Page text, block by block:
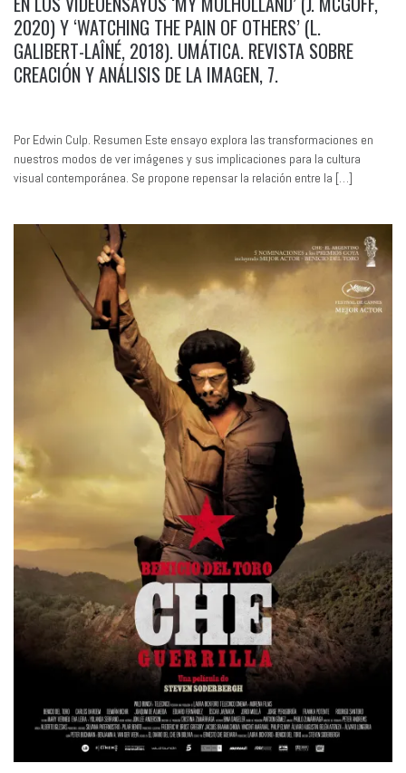
2020) Y ‘WATCHING THE PAIN OF OTHERS’ (L.
GALIBERT-LAÎNÉ, 2018). UMÁTICA. REVISTA SOBRE
CREACIÓN Y ANÁLISIS DE LA IMAGEN, 7.
Por Edwin Culp. Resumen Este ensayo explora las transformaciones en
nuestros modos de ver imágenes y sus implicaciones para la cultura
visual contemporánea. Se propone repensar la relación entre la […]